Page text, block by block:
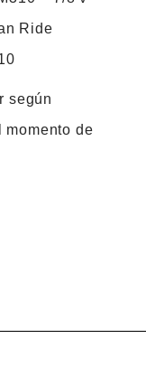
Ride
según
de